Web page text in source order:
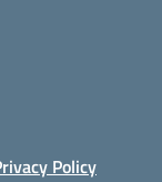
Policy